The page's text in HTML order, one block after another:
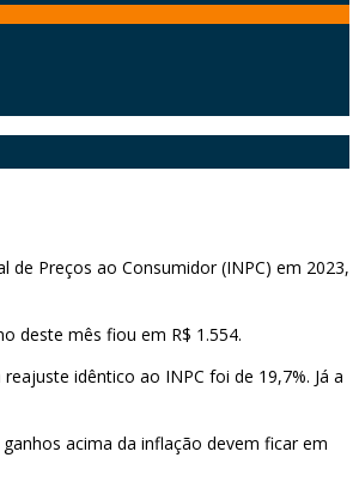
de Preços ao Consumidor (INPC) em 2023,
deste mês fiou em R$ 1.554.
idêntico ao INPC foi de 19,7%. Já a
acima da inflação devem ficar em